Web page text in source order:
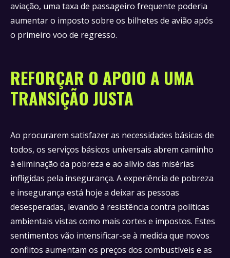
aviação, uma taxa de passageiro frequente poderia
aumentar o imposto sobre os bilhetes de avião após
o primeiro voo de regresso.
REFORÇAR O APOIO A UMA
TRANSIÇÃO JUSTA
Ao procurarem satisfazer as necessidades básicas de
todos, os serviços básicos universais abrem caminho
à eliminação da pobreza e ao alívio das misérias
infligidas pela insegurança. A experiência de pobreza
e insegurança está hoje a deixar as pessoas
desesperadas, levando à resistência contra políticas
ambientais vistas como mais cortes e impostos. Estes
sentimentos vão intensificar-se à medida que novos
conflitos aumentam os preços dos combustíveis e as